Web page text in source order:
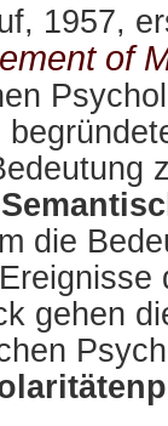
1957,
of
die
gehen